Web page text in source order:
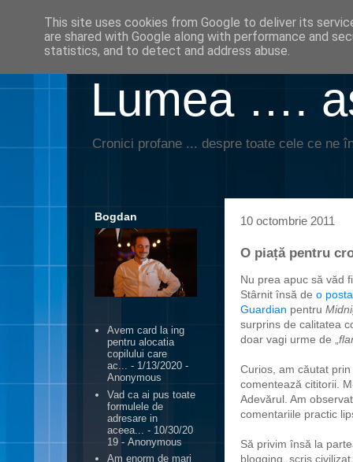
Lumea ….
Cronici profane ... despre toate cele ce ne
10 octombrie 2011
O piață pentru
Nu prea apuc să văd
Stârnit însă de o
Guardian pentru
surprins de calitatea
doar vagi urme de „
Curios, am căutat
comentează cititorii.
Adevărul. Am
comentariile practic
Să privim însă la
blogging, scris
Bogdan
Avem card la ing
pentru alocatia
copilului care
ac... - 1/13/2020 -
Anonymous
Vad ca ai pus toate
formulele de
adresare in
aceea...
- 10/30/20
19 - Anonymous
Am enorm de mari
This site uses cookies from Google to deliver its
are shared with Google along with performance and
statistics, and to detect and address abuse.